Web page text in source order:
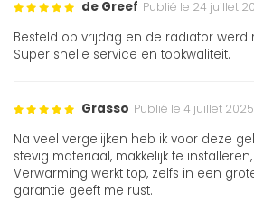
de Greef Publié le 24 juillet
Besteld op vrijdag en de radiator
Super snelle service en topkwaliteit.
Grasso Publié le 4 juillet 2025
Na veel vergelijken heb ik voor deze
stevig materiaal, makkelijk te
Verwarming werkt top, zelfs in een
garantie geeft me rust.